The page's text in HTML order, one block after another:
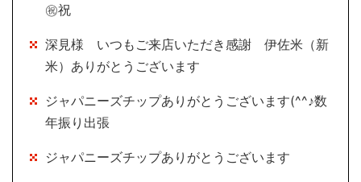
㊗祝
深見様 いつもご来店いただき感謝 伊佐米（新
米）ありがとうございます
ジャパニーズチップありがとうございます(^^♪数
年振り出張
ジャパニーズチップありがとうございます